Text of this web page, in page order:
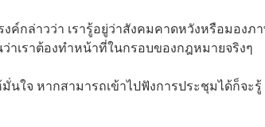
ค์กล่าวว่า เรารู้อยู่ว่าสังคมคาดหวังหรือมองภ
เราต้องทำหน้าที่ในกรอบของกฎหมายจริงๆ
นใจ หากสามารถเข้าไปฟังการประชุมได้ก็จะ